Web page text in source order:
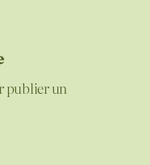
publier un